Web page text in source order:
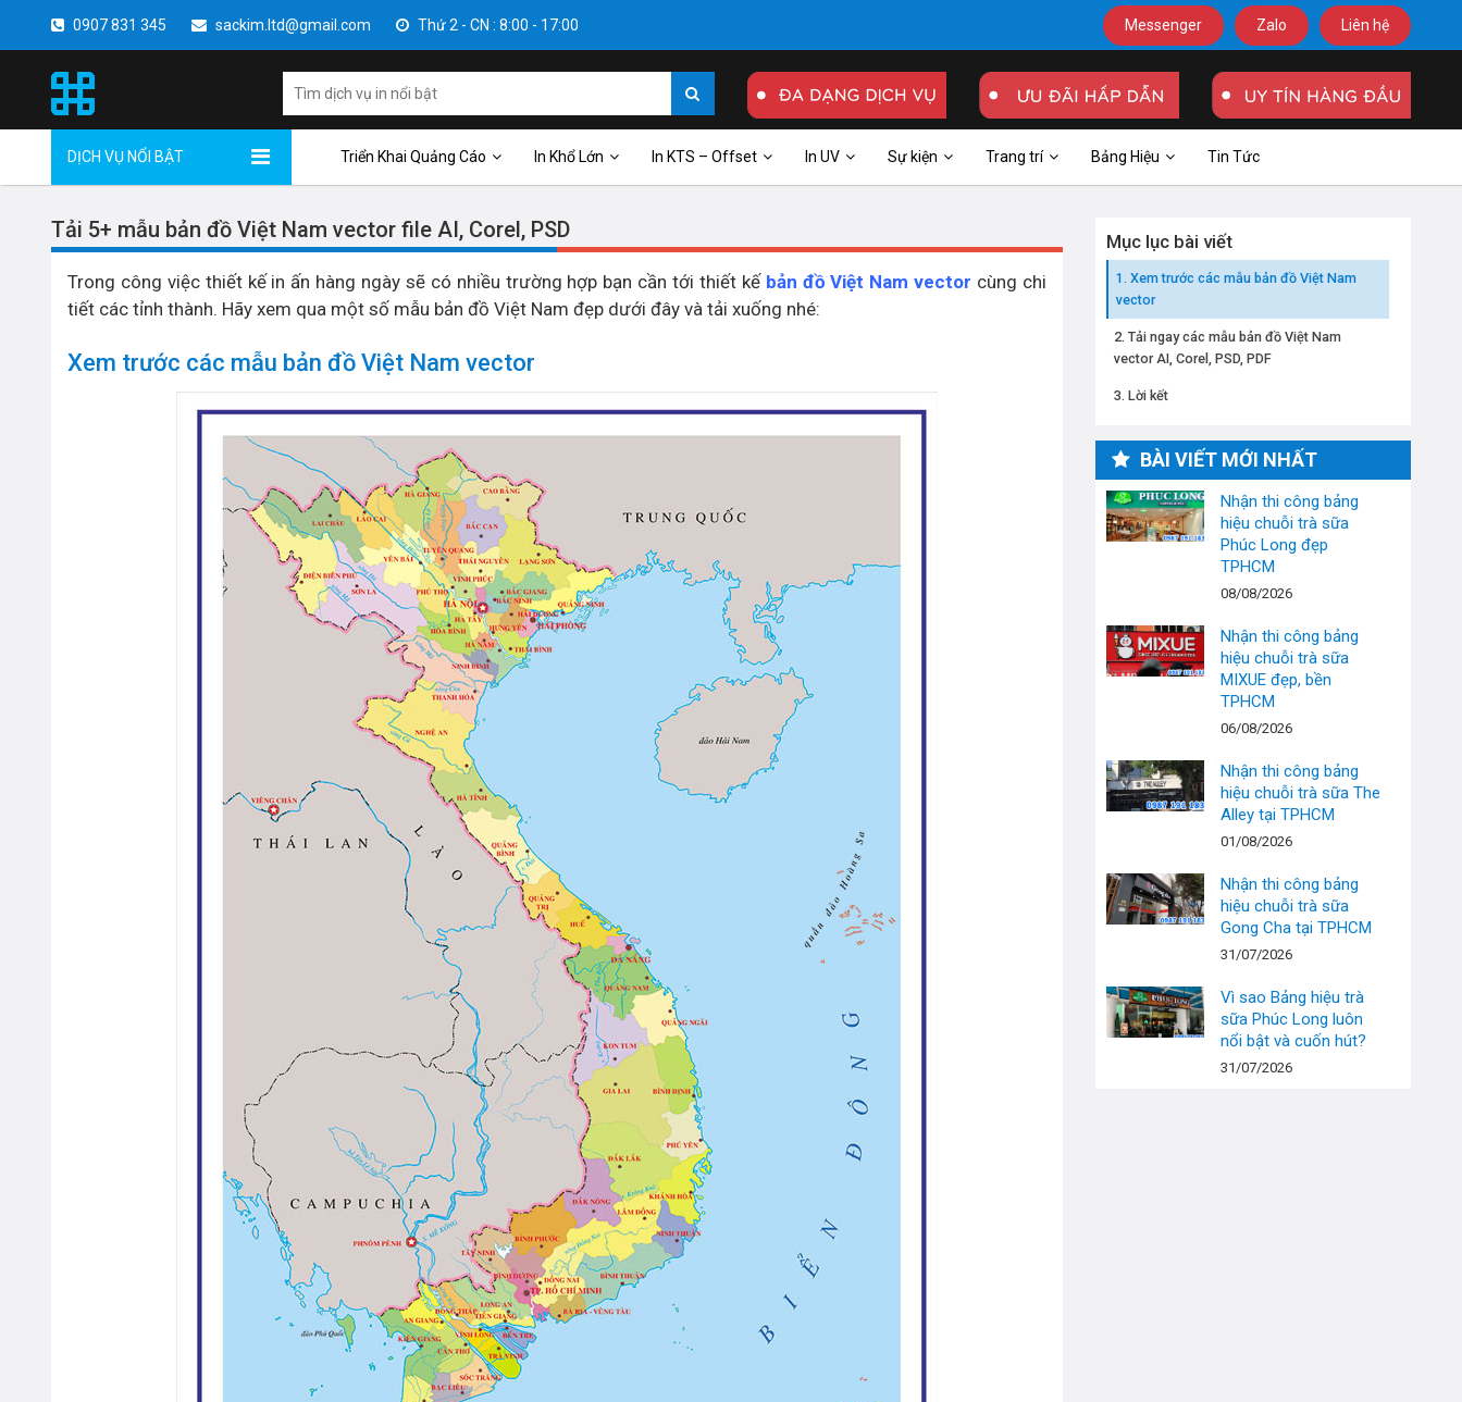
0907 831 345 sackim.ltd@gmail.com Thứ 2 - CN : 8:00 - 17:00 Messenger Zalo Liên hệ
DỊCH VỤ NỔI BẬT Triển Khai Quảng Cáo In Khổ Lớn In KTS – Offset In UV Sự kiện Trang trí Bảng Hiệu Tin Tức
Tải 5+ mẫu bản đồ Việt Nam vector file AI, Corel, PSD
Trong công việc thiết kế in ấn hàng ngày sẽ có nhiều trường hợp bạn cần tới thiết kế bản đồ Việt Nam vector cùng chi
tiết các tỉnh thành. Hãy xem qua một số mẫu bản đồ Việt Nam đẹp dưới đây và tải xuống nhé:
Xem trước các mẫu bản đồ Việt Nam vector
Mục lục bài viết
Xem trước các mẫu bản đồ Việt Nam
vector
Tải ngay các mẫu bản đồ Việt Nam
vector AI, Corel, PSD, PDF
Lời kết
BÀI VIẾT MỚI NHẤT
Nhận thi công bảng
hiệu chuỗi trà sữa
Phúc Long đẹp
TPHCM
08/08/2026
Nhận thi công bảng
hiệu chuỗi trà sữa
MIXUE đẹp, bền
TPHCM
06/08/2026
Nhận thi công bảng
hiệu chuỗi trà sữa The
Alley tại TPHCM
01/08/2026
Nhận thi công bảng
hiệu chuỗi trà sữa
Gong Cha tại TPHCM
31/07/2026
Vì sao Bảng hiệu trà
sữa Phúc Long luôn
nổi bật và cuốn hút?
31/07/2026